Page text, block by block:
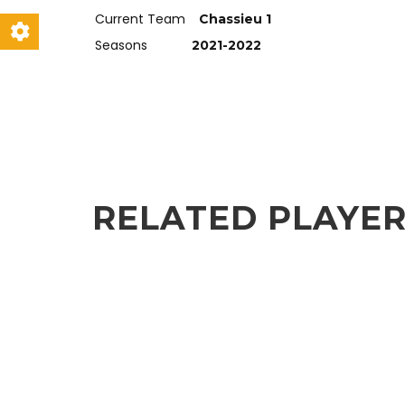
Current Team Chassieu 1
Seasons 2021-2022
RELATED